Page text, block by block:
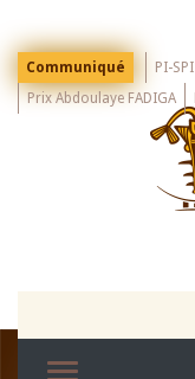
mainMenu
Top
Communiqué PI-SPI
Prix Abdoulaye FADIGA